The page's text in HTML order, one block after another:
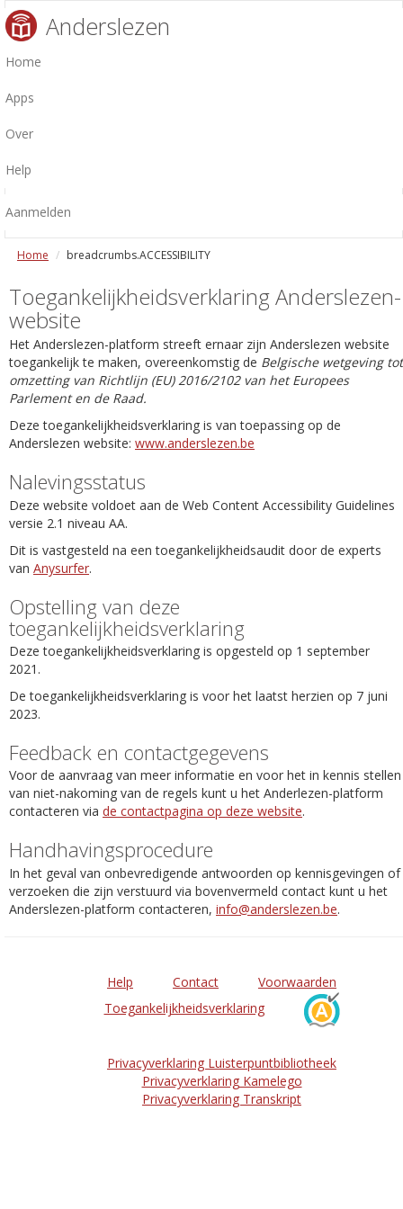
Anderslezen
Home
Apps
Over
Help
Aanmelden
Home breadcrumbs.ACCESSIBILITY
Toegankelijkheidsverklaring Anderslezen-
website
Het Anderslezen-platform streeft ernaar zijn Anderslezen website
toegankelijk te maken, overeenkomstig de Belgische wetgeving tot
omzetting van Richtlijn (EU) 2016/2102 van het Europees
Parlement en de Raad.
Deze toegankelijkheidsverklaring is van toepassing op de
Anderslezen website: www.anderslezen.be
Nalevingsstatus
Deze website voldoet aan de Web Content Accessibility Guidelines
versie 2.1 niveau AA.
Dit is vastgesteld na een toegankelijkheidsaudit door de experts
van Anysurfer.
Opstelling van deze
toegankelijkheidsverklaring
Deze toegankelijkheidsverklaring is opgesteld op 1 september
2021.
De toegankelijkheidsverklaring is voor het laatst herzien op 7 juni
2023.
Feedback en contactgegevens
Voor de aanvraag van meer informatie en voor het in kennis stellen
van niet-nakoming van de regels kunt u het Anderlezen-platform
contacteren via de contactpagina op deze website.
Handhavingsprocedure
In het geval van onbevredigende antwoorden op kennisgevingen of
verzoeken die zijn verstuurd via bovenvermeld contact kunt u het
Anderslezen-platform contacteren, info@anderslezen.be.
Help Contact
Voorwaarden
Toegankelijkheidsverklaring
Privacyverklaring Luisterpuntbibliotheek
Privacyverklaring Kamelego
Privacyverklaring Transkript